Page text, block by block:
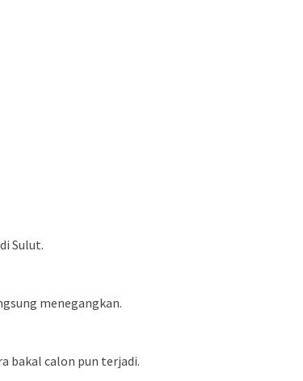
Sulut.
menegangkan.
bakal calon pun terjadi.